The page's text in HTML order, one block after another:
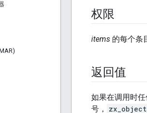
权限
items 的每个条
返回值
如果在调用时
号，